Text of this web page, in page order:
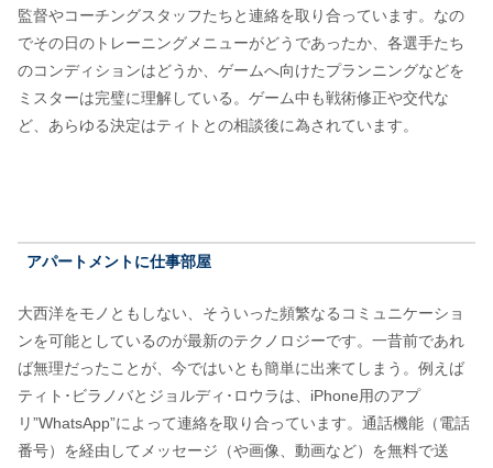
監督やコーチングスタッフたちと連絡を取り合っています。なの
でその日のトレーニングメニューがどうであったか、各選手たち
のコンディションはどうか、ゲームへ向けたプランニングなどを
ミスターは完璧に理解している。ゲーム中も戦術修正や交代な
ど、あらゆる決定はティトとの相談後に為されています。
アパートメントに仕事部屋
大西洋をモノともしない、そういった頻繁なるコミュニケーショ
ンを可能としているのが最新のテクノロジーです。一昔前であれ
ば無理だったことが、今ではいとも簡単に出来てしまう。例えば
ティト･ビラノバとジョルディ･ロウラは、iPhone用のアプ
リ”WhatsApp”によって連絡を取り合っています。通話機能（電話
番号）を経由してメッセージ（や画像、動画など）を無料で送